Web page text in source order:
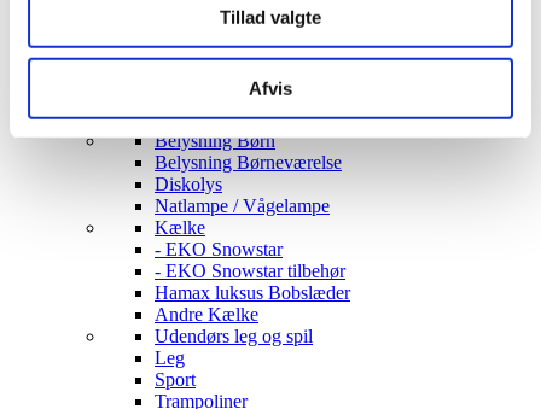
Tillad valgte
Afvis
Sminkeborde til børn
Borde & stole
Sofaer & lænestole
Belysning Børn
Belysning Børneværelse
Diskolys
Natlampe / Vågelampe
Kælke
- EKO Snowstar
- EKO Snowstar tilbehør
Hamax luksus Bobslæder
Andre Kælke
Udendørs leg og spil
Leg
Sport
Trampoliner